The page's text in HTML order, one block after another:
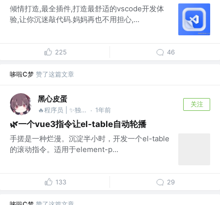
倾情打造,最全插件,打造最舒适的vscode开发体
验,让你沉迷敲代码.妈妈再也不用担心,...
225 46
哆啦C梦 赞了这篇文章
黑心皮蛋
🔥程序员 | ✨独立开发 @🦑摸鱼达人 · 1年前
关注
🌿一个vue3指令让el-table自动轮播
手搓是一种烂漫。沉淀半小时，开发一个el-table
的滚动指令。适用于element-p...
133 29